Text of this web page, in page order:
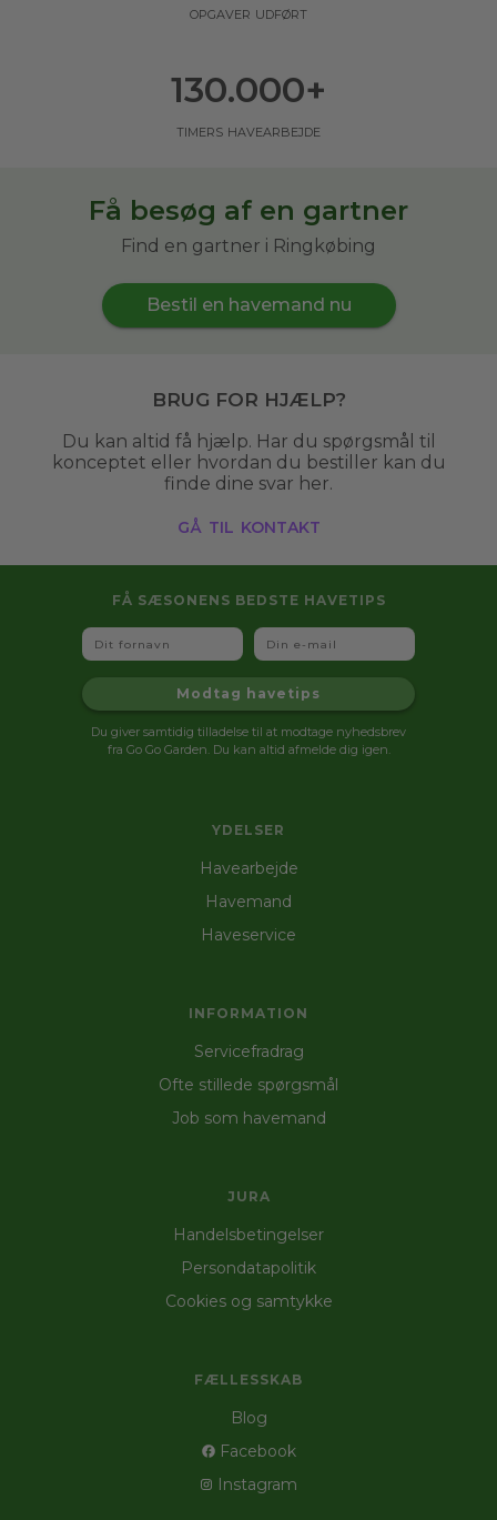
opgaver udført
timers havearbejde
130.000+
Få besøg af en gartner
Find en gartner i Ringkøbing
Bestil en havemand nu
Brug for hjælp?
Du kan altid få hjælp. Har du spørgsmål til
konceptet eller hvordan du bestiller kan du
finde dine svar her.
gå til kontakt
YDELSER
Havearbejde
Havemand
Haveservice
INFORMATION
Servicefradrag
Ofte stillede spørgsmål
Job som havemand
JURA
Handelsbetingelser
Persondatapolitik
Cookies og samtykke
FÆLLESSKAB
Blog
Facebook
Instagram
FÅ SÆSONENS BEDSTE HAVETIPS
Fornavn Email
Modtag havetips
Du giver samtidig tilladelse til at modtage nyhedsbrev
fra Go Go Garden. Du kan altid afmelde dig igen.